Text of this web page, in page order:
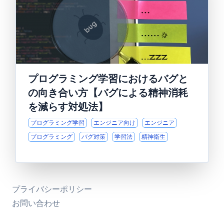
プログラミング学習におけるバグと
の向き合い方【バグによる精神消耗
を減らす対処法】
プログラミング学習 エンジニア向け
エンジニア
プログラミング
バグ対策 学習法 精神衛生
プライバシーポリシー
お問い合わせ